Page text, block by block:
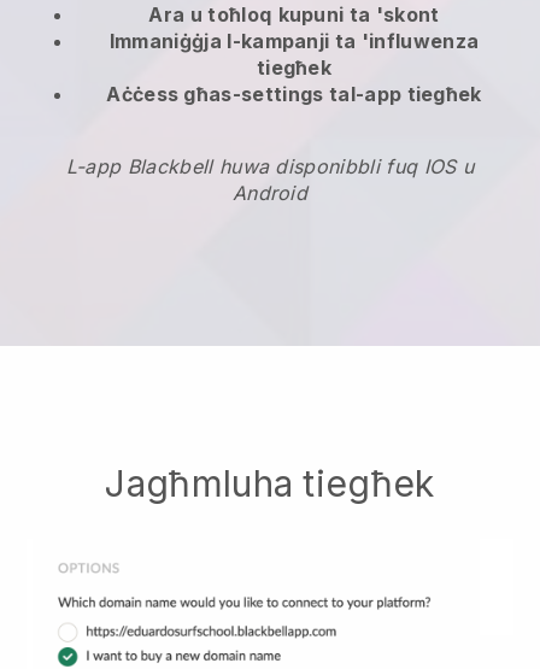
Ara u toħloq kupuni ta 'skont
Immaniġġja l-kampanji ta 'influwenza
tiegħek
Aċċess għas-settings tal-app tiegħek
L-app Blackbell huwa disponibbli fuq IOS u
Android
Jagħmluha tiegħek